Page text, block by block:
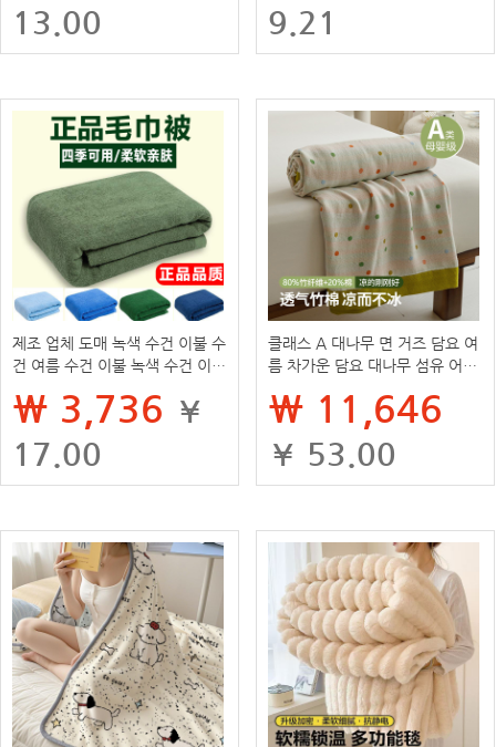
13.00
9.21
제조 업체 도매 녹색 수건 이불 수
건 여름 수건 이불 녹색 수건 이불
₩ 3,736 ¥
17.00
클래스 A 대나무 면 거즈 담요 여
름 차가운 담요 대나무 섬유 어린
낮잠 담요
₩ 11,646
¥ 53.00